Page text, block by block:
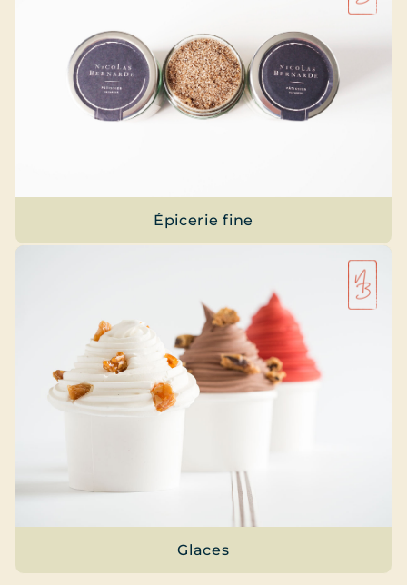
Épicerie fine
Glaces